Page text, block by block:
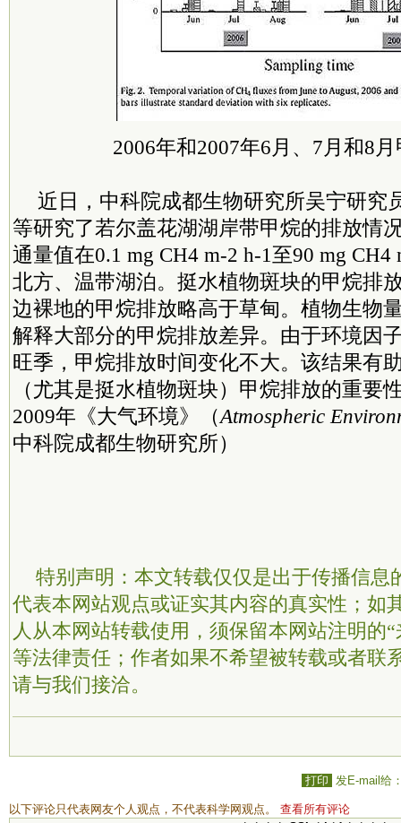
2006年和2007年6月、7月和8
近日，中科院成都生物研究所吴宁研究
等研究了若尔盖花湖湖岸带甲烷的排放情
通量值在0.1 mg CH4 m-2 h-1至90 mg
北方、温带湖泊。挺水植物斑块的甲烷排
边裸地的甲烷排放略高于草甸。植物生物
解释大部分的甲烷排放差异。由于环境因
旺季，甲烷排放时间变化不大。该结果有
（尤其是挺水植物斑块）甲烷排放的重要
2009年《大气环境》（Atmospheric
中科院成都生物研究所）
特别声明：本文转载仅仅是出于传播信息
代表本网站观点或证实其内容的真实性；如
人从本网站转载使用，须保留本网站注明的
等法律责任；作者如果不希望被转载或者联
请与我们接洽。
打印 发E-mail给
以下评论只代表网友个人观点，不代表科学网观点。 查看所有评论